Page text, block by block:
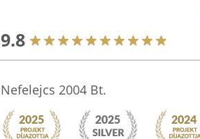
9.8
Nefelejcs 2004 Bt.